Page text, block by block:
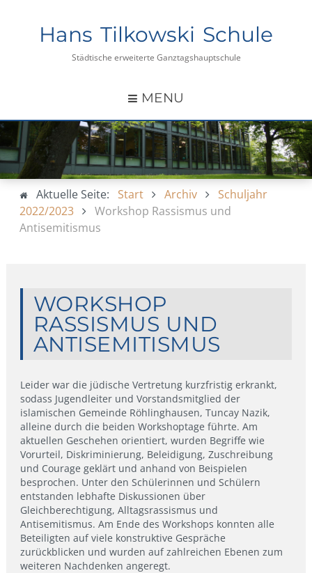
Hans Tilkowski Schule
Städtische erweiterte Ganztagshauptschule
MENU
Aktuelle Seite: Start Archiv
Schuljahr
2022/2023
Workshop Rassismus und
Antisemitismus
WORKSHOP
RASSISMUS UND
ANTISEMITISMUS
Leider war die jüdische Vertretung kurzfristig erkrankt,
sodass Jugendleiter und Vorstandsmitglied der
islamischen Gemeinde Röhlinghausen, Tuncay Nazik,
alleine durch die beiden Workshoptage führte. Am
aktuellen Geschehen orientiert, wurden Begriffe wie
Vorurteil, Diskriminierung, Beleidigung, Zuschreibung
und Courage geklärt und anhand von Beispielen
besprochen. Unter den Schülerinnen und Schülern
entstanden lebhafte Diskussionen über
Gleichberechtigung, Alltagsrassismus und
Antisemitismus. Am Ende des Workshops konnten alle
Beteiligten auf viele konstruktive Gespräche
zurückblicken und wurden auf zahlreichen Ebenen zum
weiteren Nachdenken angeregt.